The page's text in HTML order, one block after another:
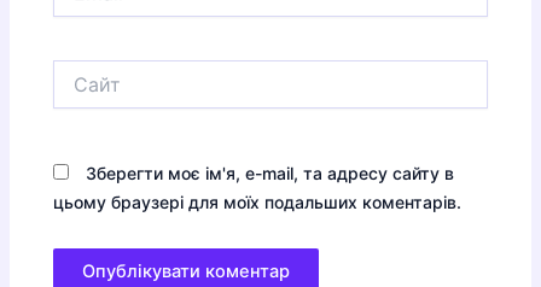
Зберегти моє ім'я, e-mail, та адресу сайту в
цьому браузері для моїх подальших коментарів.